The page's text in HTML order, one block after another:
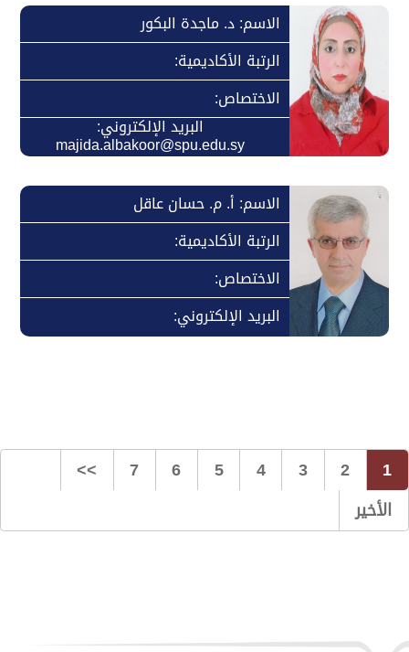
الاسم: د. ماجدة البكور
الرتبة الأكاديمية:
الاختصاص:
البريد الإلكتروني:
majida.albakoor@spu.edu.sy
الاسم: أ. م. حسان عاقل
الرتبة الأكاديمية:
الاختصاص:
البريد الإلكتروني:
1
2
3
4
5
6
7
>>
الأخير